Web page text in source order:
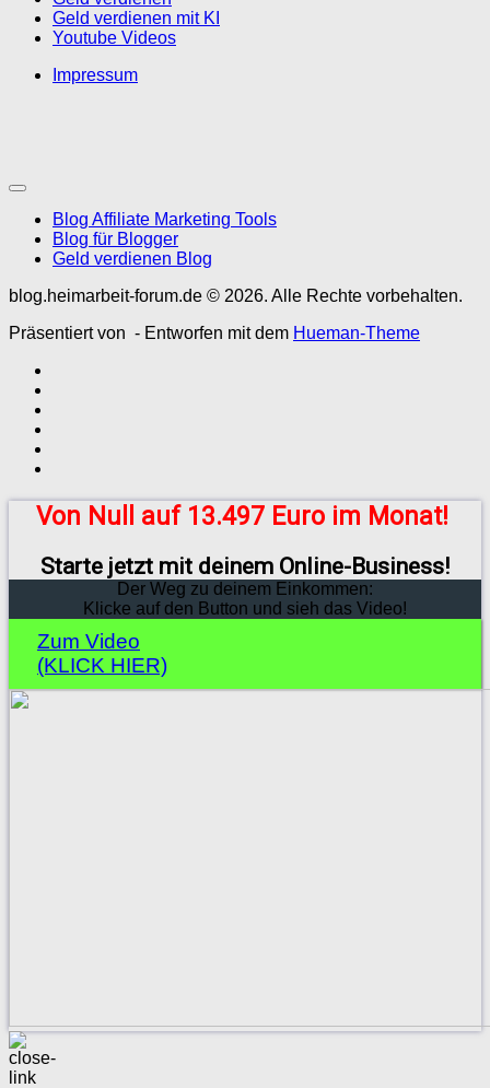
Geld verdienen mit KI
Youtube Videos
Impressum
Blog Affiliate Marketing Tools
Blog für Blogger
Geld verdienen Blog
blog.heimarbeit-forum.de © 2026. Alle Rechte vorbehalten.
Präsentiert von - Entworfen mit dem Hueman-Theme
Von Null auf 13.497 Euro im Monat!
Starte jetzt mit deinem Online-Business!
Der Weg zu deinem Einkommen:
Klicke auf den Button und sieh das Video!
Zum Video
(KLICK HIER)